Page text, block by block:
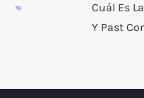
Cuál Es
Y Past